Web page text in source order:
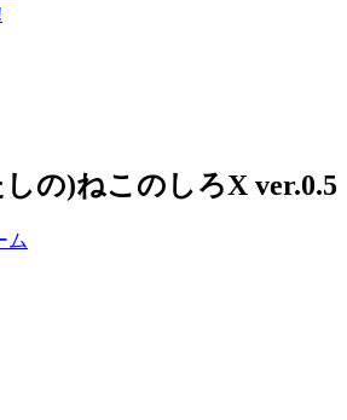
の)ねこのしろX ver.0.5
ム